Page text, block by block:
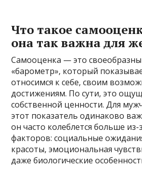
Что такое
она так важна для
Самооценка — это
«барометр», который
относимся к себе, своим
достижениям. По сути, это
собственной ценности. Для
этот показатель одинаково
он часто колеблется больше
факторов: социальные
красоты, эмоциональная
даже биологические